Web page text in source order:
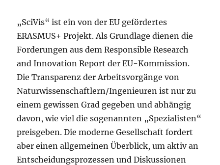
„SciVis“ ist ein von der EU gefördertes
ERASMUS+ Projekt. Als Grundlage dienen die
Forderungen aus dem Responsible Research
and Innovation Report der EU-Kommission.
Die Transparenz der Arbeitsvorgänge von
Naturwissenschaftlern/Ingenieuren ist nur zu
einem gewissen Grad gegeben und abhängig
davon, wie viel die sogenannten „Spezialisten“
preisgeben. Die moderne Gesellschaft fordert
aber einen allgemeinen Überblick, um aktiv an
Entscheidungsprozessen und Diskussionen